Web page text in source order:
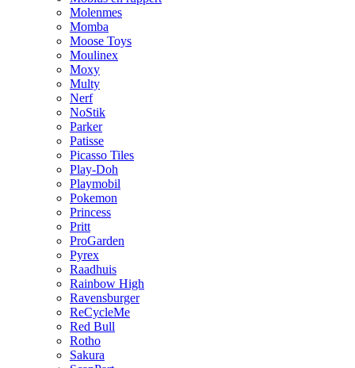
Molenmes
Momba
Moose Toys
Moulinex
Moxy
Multy
Nerf
NoStik
Parker
Patisse
Picasso Tiles
Play-Doh
Playmobil
Pokemon
Princess
Pritt
ProGarden
Pyrex
Raadhuis
Rainbow High
Ravensburger
ReCycleMe
Red Bull
Rotho
Sakura